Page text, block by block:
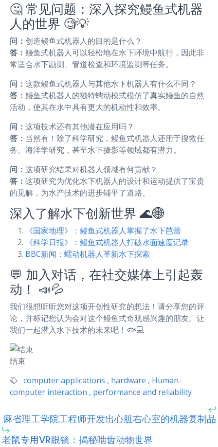
🤔 常见问题：深入探究鳗鱼式机器
人的世界 🧐💡
问： 创造鳗鱼式机器人的目的是什么？
答： 鳗鱼式机器人可以轻松地在水下环境中航行，因此非
常适合水下勘测、管道检查和环境监测等任务。
问： 这款鳗鱼式机器人与其他水下机器人有什么不同？
答： 鳗鱼式机器人的独特蠕动模式模仿了真实鳗鱼的自然
活动，使其在水中具有更大的机动性和效率。
问： 这项技术还有其他潜在应用吗？
答： 当然有！除了科学研究，鳗鱼式机器人还用于搜救任
务、海洋学研究，甚至水下摄影等领域都有潜力。
问： 这项研究结果对机器人领域有何贡献？
答： 这项研究为优化水下机器人的设计和运动提供了宝贵
的见解，为水产技术的进步铺平了道路。
深入了解水下创新世界 🌊🌐
《国家地理》：鳗鱼式机器人掌握了水下芭蕾
《科学日报》：鳗鱼式机器人打破水面速度记录
BBC新闻：蠕动机器人革新水下探索
💬 加入对话，在社交媒体上引起轰
动！ 📣💦
我们很想听听您对这项开创性研究的想法！请分享您的评
论，并标记您认为会对这个鳗鱼式奇观感兴趣的朋友。让
我们一起潜入水下技术的未来吧！🐟💻
结束
computer applications , hardware , Human-
computer interaction , performance and reliability
麻省理工学院工程师开发出心脏右心室的机器复制品
老鼠专用VR眼镜：揭秘啮齿动物世界